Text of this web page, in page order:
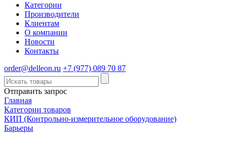
Категории
Производители
Клиентам
О компании
Новости
Контакты
order@delleon.ru +7 (977) 089 70 87
Отправить запрос
Главная
Категории товаров
КИП (Контрольно-измерительное оборудование)
Барьеры